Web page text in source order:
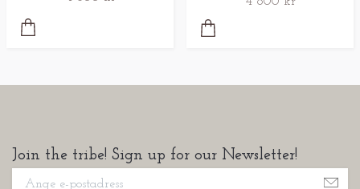
Join the tribe! Sign up for our Newsletter!